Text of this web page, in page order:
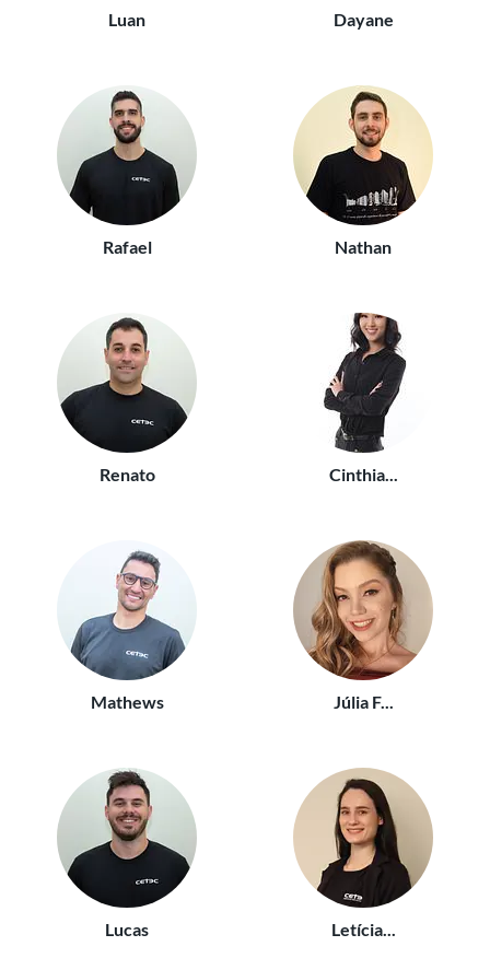
Luan Dayane
Rafael Nathan
Renato Cinthia...
Mathews Júlia F...
Lucas Letícia...